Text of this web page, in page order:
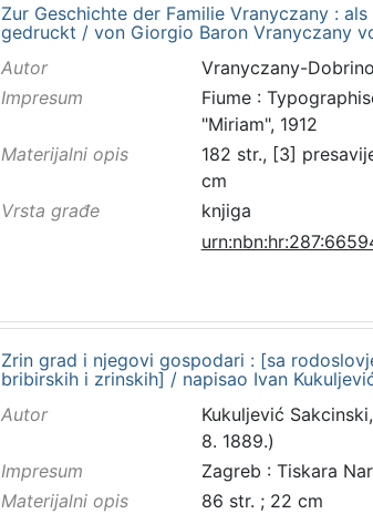
Zur Geschichte der Familie Vranyczany :
gedruckt / von Giorgio Baron Vranyczany
Autor
Vranyczany-
Impresum
Fiume :
"Miriam", 1912
Materijalni opis
182 str., [3]
cm
Vrsta građe
knjiga
Zrin grad i njegovi gospodari : [sa
bribirskih i zrinskih] / napisao Ivan
Autor
Kukuljević
8. 1889.)
Impresum
Zagreb : Tiskara
Materijalni opis
86 str. ; 22 cm